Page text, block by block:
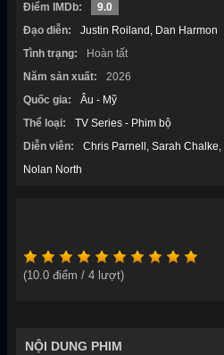
Điểm IMDb:
9.0
Đạo diễn:
Justin Roiland
Dan Harmon
Tình trạng:
Hoàn tất
Năm sản xuất:
2026
Quốc gia:
Âu - Mỹ
Thể loại:
TV Series - Phim bộ
Diễn viên:
Chris Parnell Sarah Chalke
Nolan North
(10.0 điểm / 4 lượt)
NỘI DUNG PHIM